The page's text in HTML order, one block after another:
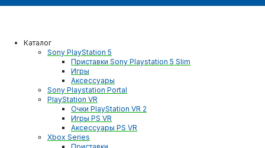
Каталог
Sony PlayStation 5
Приставки Sony Playstation 5 Slim
Игры
Аксессуары
Sony Playstation Portal
PlayStation VR
Очки PlayStation VR 2
Игры PS VR
Аксессуары PS VR
Xbox Series